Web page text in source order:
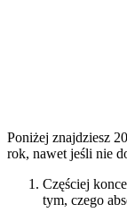
Poniżej znajdziesz
rok, nawet jeśli nie
Częściej
tym, czego